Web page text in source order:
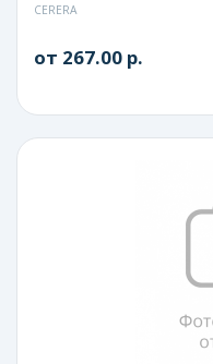
CERERA
от 267.00 р.